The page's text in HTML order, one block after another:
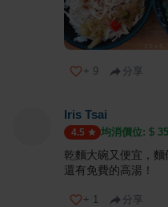
+ 9 分享
Iris Tsai
4.5 均消價位: $ 35
乾麵大碗又便宜，麵
還有免費的高湯！
+ 1 分享